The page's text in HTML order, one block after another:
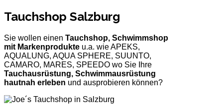
Tauchshop Salzburg
Sie wollen einen Tauchshop, Schwimmshop
mit Markenprodukte u.a. wie APEKS,
AQUALUNG, AQUA SPHERE, SUUNTO,
CAMARO, MARES, SPEEDO wo Sie Ihre
Tauchausrüstung, Schwimmausrüstung
hautnah erleben und ausprobieren können?